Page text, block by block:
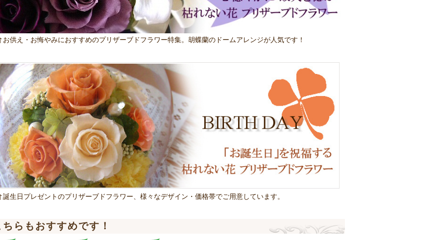
供え・お悔やみにおすすめのプリザーブドフラワー特集。胡蝶蘭のドームアレンジが人気です！
生日プレゼントのプリザーブドフラワー、様々なデザイン・価格帯でご用意しています。
ちらもおすすめです！